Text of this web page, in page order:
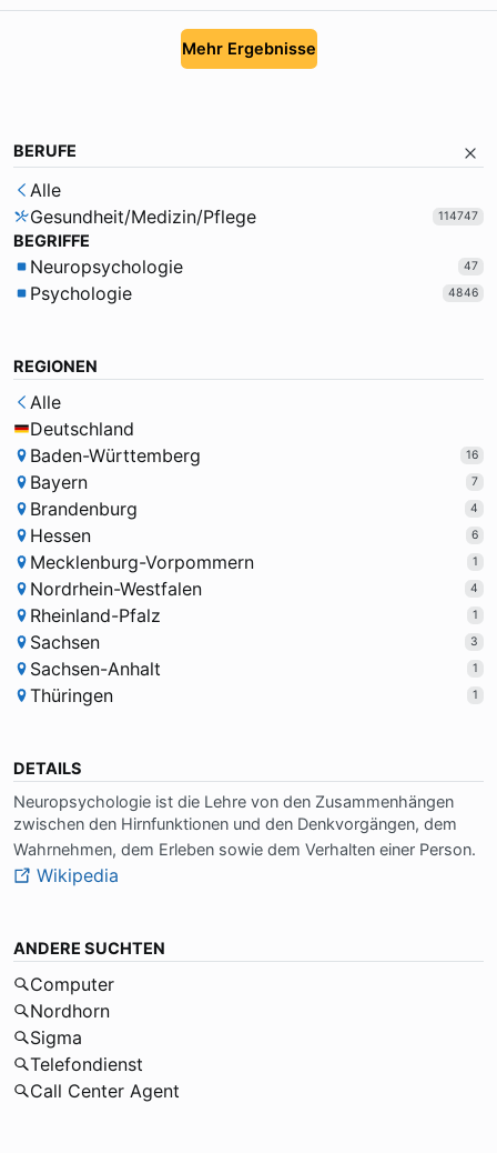
Mehr Ergebnisse
BERUFE
Alle
Gesundheit/Medizin/Pflege
114747
BEGRIFFE
Neuropsychologie 47
Psychologie 4846
REGIONEN
Alle
Deutschland
Baden-Württemberg
16
Bayern 7
Brandenburg 4
Hessen 6
Mecklenburg-Vorpommern 1
Nordrhein-Westfalen 4
Rheinland-Pfalz 1
Sachsen 3
Sachsen-Anhalt 1
Thüringen 1
DETAILS
Neu­ro­psy­cho­lo­gie ist die Leh­re von den Zu­sam­men­hän­gen
zwi­schen den Hirn­funk­tio­nen und den Denk­vor­gän­gen, dem
Wahr­neh­men, dem Er­le­ben so­wie dem Ver­hal­ten ei­ner Per­son.
Wikipedia
ANDERE SUCHTEN
Computer
Nordhorn
Sigma
Telefondienst
Call Center Agent